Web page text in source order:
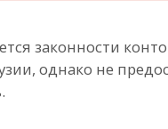
законности
однако не